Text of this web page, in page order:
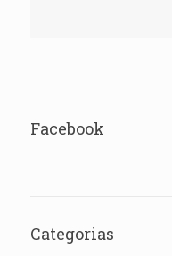
Facebook
Categorias